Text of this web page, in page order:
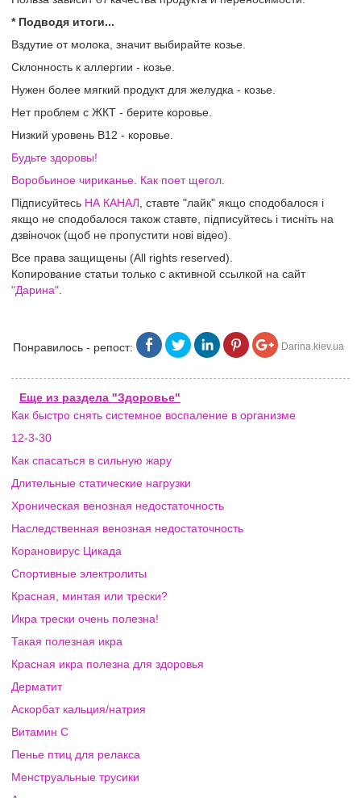
* Подводя итоги...
Вздутие от молока, значит выбирайте козье.
Склонность к аллергии - козье.
Нужен более мягкий продукт для желудка - козье.
Нет проблем с ЖКТ - берите коровье.
Низкий уровень B12 - коровье.
Будьте здоровы!
Воробьиное чириканье Как поет щегол
Підписуйтесь НА КАНАЛ , ставте "лайк" якщо сподобалося і
якщо не сподобалося також ставте, підписуйтесь і тисніть на
дзвіночок (щоб не пропустити нові відео).
Все права защищены (All rights reserved).
Копирование статьи только с активной ссылкой на сайт
"Дарина"
Понравилось - репост: Darina.kiev.ua
Еще из раздела "Здоровье"
Как быстро снять системное воспаление в организме
12-3-30
Как спасаться в сильную жару
Длительные статические нагрузки
Хроническая венозная недостаточность
Наследственная венозная недостаточность
Корановирус Цикада
Спортивные электролиты
Красная, минтая или трески?
Икра трески очень полезна!
Такая полезная икра
Красная икра полезна для здоровья
Дерматит
Аскорбат кальция/натрия
Витамин C
Пенье птиц для релакса
Менструальные трусики